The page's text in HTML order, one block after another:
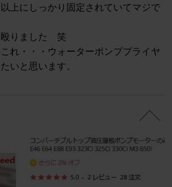
上にしっかり固定されていてマジで
殴りました 笑
れ・・・ウォーターポンププライヤ
いと思います。